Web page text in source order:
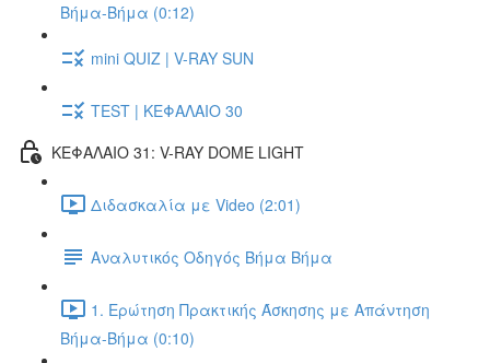
Βήμα-Βήμα (0:12)
mini QUIZ | V-RAY SUN
TEST | ΚΕΦΑΛΑΙΟ 30
ΚΕΦΑΛΑΙΟ 31: V-RAY DOME LIGHT
Διδασκαλία με Video (2:01)
Αναλυτικός Οδηγός Βήμα Βήμα
1. Ερώτηση Πρακτικής Άσκησης με Απάντηση
Βήμα-Βήμα (0:10)